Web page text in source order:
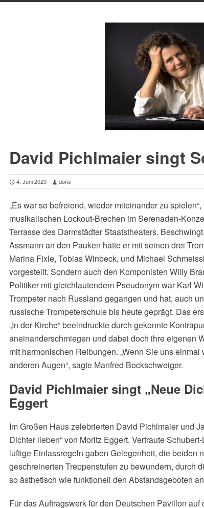
David Pichlmaier singt
4. Juni 2020 doris
„Es war so befreiend, wieder miteinander zu
musikalischen Lockout-Brechen im Serenaden-
Terrasse des Darmstädter Staatstheaters.
Assmann an den Pauken hatte er mit seinen drei
Marina Fixle, Tobias Winbeck, und Michael
vorgestellt. Sondern auch den Komponisten Willy
Politiker mit gleichlautendem Pseudonym war Karl
Trompeter nach Russland gegangen und hat, auch
russische Trompeterschule bis heute geprägt. Das
„In der Kirche“ beeindruckte durch gekonnte
aneinanderschmiegen und dabei doch ihre eigenen
mit harmonischen Reibungen. „Wenn Sie uns
anderen Augen“, sagte Manfred Bockschweiger.
David Pichlmaier singt „Neue
Eggert
Im Großen Haus zelebrierten David Pichlmaier und
Dichter lieben“ von Moritz Eggert. Vertraute
luftige Einlassregeln gaben Gelegenheit, die beiden
geschreinerten Treppenstufen zu bewundern, durch
so ästhetisch wie funktionell den Abstandsgeboten
Für das Auftragswerk für den Deutschen Pavillon